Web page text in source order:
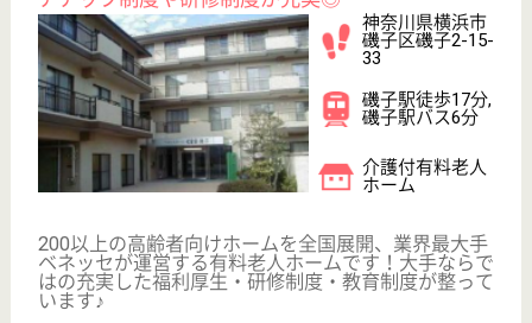
介護の転職支援サービスお申込み
簡単30秒登録
保有資格を選択してくださ
い
初任者研修
(ヘルパー2級)
実務者研修
(ヘルパー1級)
介護福祉士
誕生年を